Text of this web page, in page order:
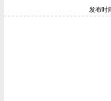
视频中心 发布时